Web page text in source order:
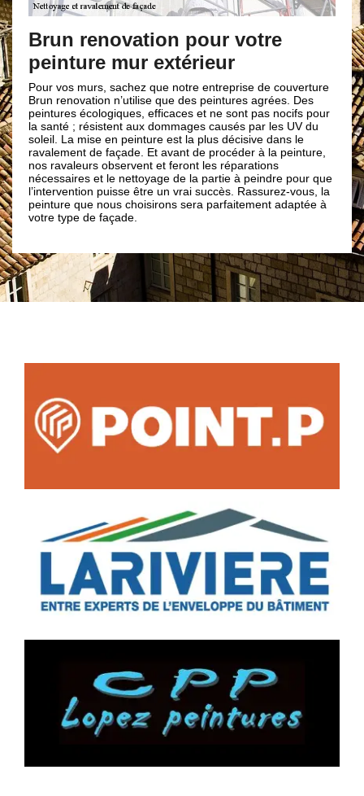
renovation pour votre
mur extérieur
murs, sachez que notre entreprise de couverture
n’utilise que des peintures agrées. Des
écologiques, efficaces et ne sont pas nocifs pour
; résistent aux dommages causés par les UV du
mise en peinture est la plus décisive dans le
de façade. Et avant de procéder à la peinture,
observent et feront les réparations
et le nettoyage de la partie à peindre pour que
puisse être un vrai succès. Rassurez-vous, la
que nous choisirons sera parfaitement adaptée à
de façade.
Le prix
avec
Pour une
nous n’avons
en effet, le tarif
complexité des
à travailler, du
en béton, du type
peinture soit une
professionnel est
appel à notre
pour pouvoir